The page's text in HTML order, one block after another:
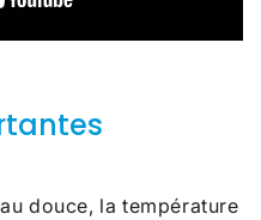
douce, la température